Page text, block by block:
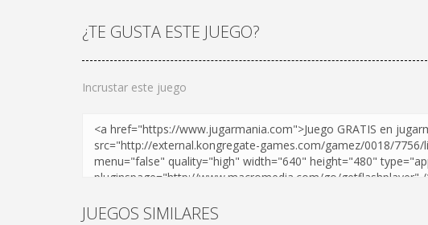
¿TE GUSTA ESTE JUEGO?
Incrustar este juego
JUEGOS SIMILARES